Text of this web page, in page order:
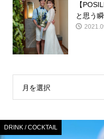
【
と思う
月を選択
DRINK / COCKTAIL